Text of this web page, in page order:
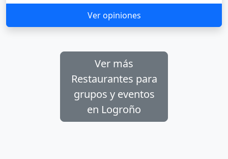
Ver opiniones
Ver más
Restaurantes para
grupos y eventos
en Logroño